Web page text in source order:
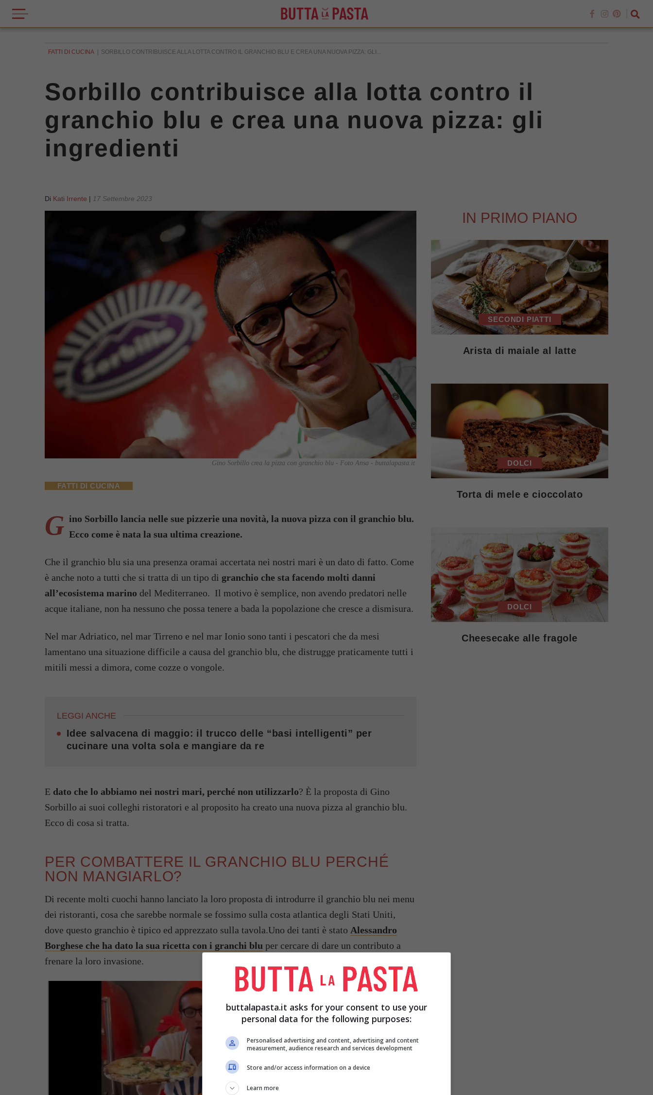
FATTI DI CUCINA SORBILLO CONTRIBUISCE ALLA LOTTA CONTRO IL GRANCHIO BLU E CREA UNA NUOVA PIZZA: GLI...
Sorbillo contribuisce alla lotta contro il
granchio blu e crea una nuova pizza: gli
ingredienti
Di Kati Irrente | 17 Settembre 2023
Gino Sorbillo crea la pizza con granchio blu - Foto Ansa - buttalapasta.it
FATTI DI CUCINA
G ino Sorbillo lancia nelle sue pizzerie una novità, la nuova pizza con il granchio blu.
Ecco come è nata la sua ultima creazione.
Che il granchio blu sia una presenza oramai accertata nei nostri mari è un dato di fatto. Come
è anche noto a tutti che si tratta di un tipo di granchio che sta facendo molti danni
all’ecosistema marino del Mediterraneo. Il motivo è semplice, non avendo predatori nelle
acque italiane, non ha nessuno che possa tenere a bada la popolazione che cresce a dismisura.
Nel mar Adriatico, nel mar Tirreno e nel mar Ionio sono tanti i pescatori che da mesi
lamentano una situazione difficile a causa del granchio blu, che distrugge praticamente tutti i
mitili messi a dimora, come cozze o vongole.
LEGGI ANCHE
Idee salvacena di maggio: il trucco delle “basi intelligenti” per
cucinare una volta sola e mangiare da re
E dato che lo abbiamo nei nostri mari, perché non utilizzarlo? È la proposta di Gino
Sorbillo ai suoi colleghi ristoratori e al proposito ha creato una nuova pizza al granchio blu.
Ecco di cosa si tratta.
PER COMBATTERE IL GRANCHIO BLU PERCHÉ
NON MANGIARLO?
Di recente molti cuochi hanno lanciato la loro proposta di introdurre il granchio blu nei menu
dei ristoranti, cosa che sarebbe normale se fossimo sulla costa atlantica degli Stati Uniti,
dove questo granchio è tipico ed apprezzato sulla tavola.Uno dei tanti è stato Alessandro
Borghese che ha dato la sua ricetta con i granchi blu per cercare di dare un contributo a
frenare la loro invasione.
IN PRIMO PIANO
SECONDI PIATTI
Arista di maiale al latte
DOLCI
Torta di mele e cioccolato
DOLCI
Cheesecake alle fragole
buttalapasta.it asks for your consent to use your
personal data for the following purposes:
Personalised advertising and content, advertising and content
measurement, audience research and services development
Store and/or access information on a device
Learn more